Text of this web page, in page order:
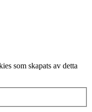
som skapats av detta